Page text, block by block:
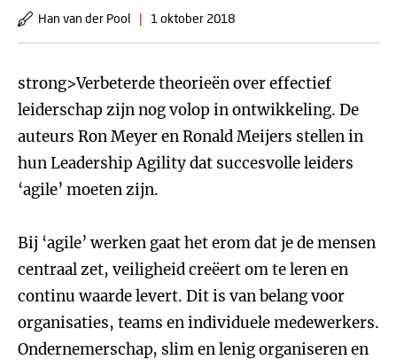
Han van der Pool | 1 oktober 2018
strong>Verbeterde theorieën over effectief
leiderschap zijn nog volop in ontwikkeling. De
auteurs Ron Meyer en Ronald Meijers stellen in
hun Leadership Agility dat succesvolle leiders
‘agile’ moeten zijn.
Bij ‘agile’ werken gaat het erom dat je de mensen
centraal zet, veiligheid creëert om te leren en
continu waarde levert. Dit is van belang voor
organisaties, teams en individuele medewerkers.
Ondernemerschap, slim en lenig organiseren en